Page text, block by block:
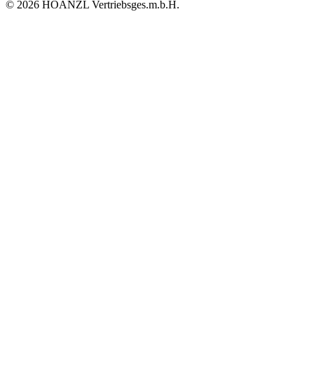
© 2026 HOANZL Vertriebsges.m.b.H.